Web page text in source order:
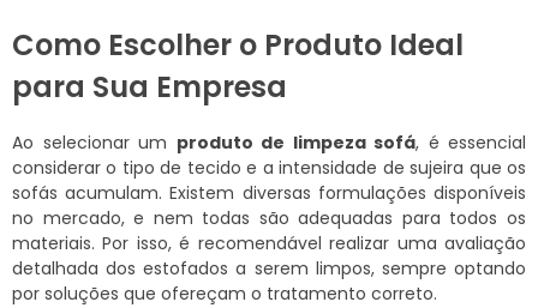
Como Escolher o Produto Ideal
para Sua Empresa
Ao selecionar um produto de limpeza sofá, é essencial
considerar o tipo de tecido e a intensidade de sujeira que os
sofás acumulam. Existem diversas formulações disponíveis
no mercado, e nem todas são adequadas para todos os
materiais. Por isso, é recomendável realizar uma avaliação
detalhada dos estofados a serem limpos, sempre optando
por soluções que ofereçam o tratamento correto.